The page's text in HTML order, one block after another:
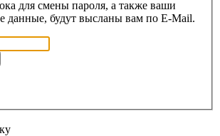
для смены пароля, а также ваши
данные, будут высланы вам по E-Mail.